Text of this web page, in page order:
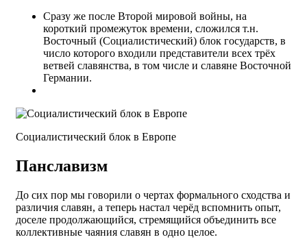
Сразу же после Второй мировой войны, на
короткий промежуток времени, сложился т.н.
Восточный (Социалистический) блок государств, в
число которого входили представители всех трёх
ветвей славянства, в том числе и славяне Восточной
Германии.
Социалистический блок в Европе
Панславизм
До сих пор мы говорили о чертах формального сходства и
различия славян, а теперь настал черёд вспомнить опыт,
доселе продолжающийся, стремящийся объединить все
коллективные чаяния славян в одно целое.